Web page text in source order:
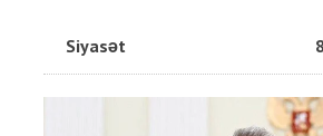
Siyasət